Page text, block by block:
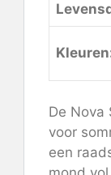
De Nova
voor
een